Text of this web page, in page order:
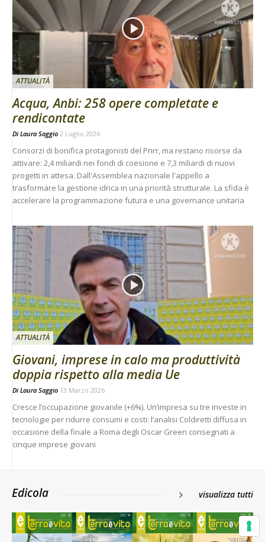
ATTUALITÀ
Acqua, Anbi: 258 opere completate e
rendicontate
Di Laura Saggio 2 Luglio 2026
Consorzi di bonifica protagonisti del Pnrr, ma restano risorse da
attivare: 2,4 miliardi nei fondi di coesione e 7,3 miliardi di nuovi
progetti in attesa. Dall'Assemblea nazionale l'appello a
trasformare la gestione idrica in una priorità strutturale. La sfida è
accelerare la programmazione futura e una governance unitaria
ATTUALITÀ
Giovani, imprese in calo ma produttività
doppia rispetto alla media Ue
Di Laura Saggio 13 Marzo 2026
Cresce l’occupazione giovanile (+6%). Un’impresa su tre investe in
tecnologie per ridurre consumi e costi: l’analisi Coldiretti diffusa in
occasione della finale a Roma degli Oscar Green consegnati a
cinque imprese giovani
Edicola visualizza tutti